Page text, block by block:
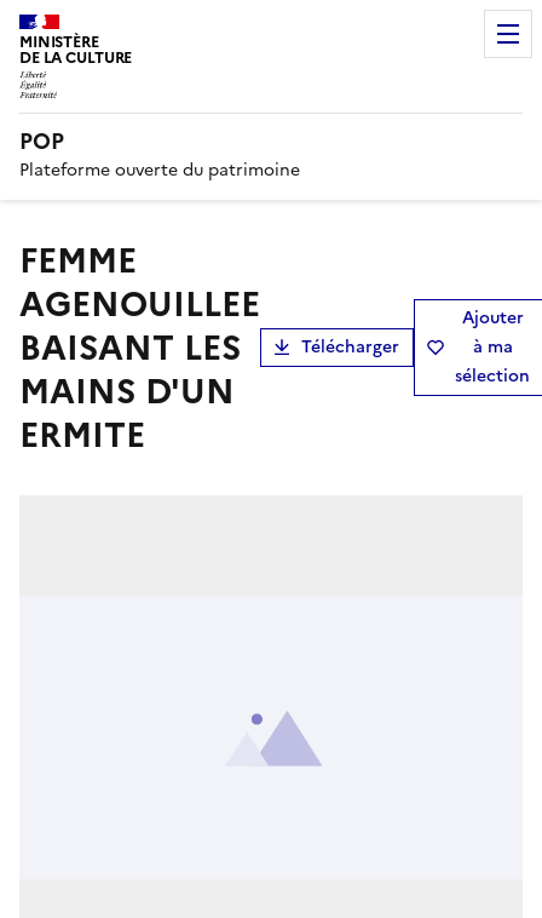
MINISTÈRE
DE LA CULTURE
POP
Plateforme ouverte du patrimoine
FEMME
AGENOUILLEE
BAISANT LES
MAINS D'UN
ERMITE
Télécharger
Ajouter
à ma
sélection